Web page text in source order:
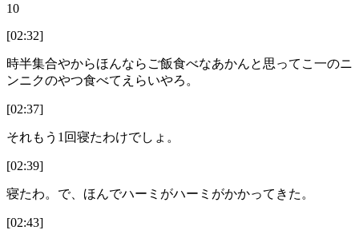
10
[02:32]
時半集合やからほんならご飯食べなあかんと思ってこ一のニ
ンニクのやつ食べてえらいやろ。
[02:37]
それもう1回寝たわけでしょ。
[02:39]
寝たわ。で、ほんでハーミがハーミがかかってきた。
[02:43]